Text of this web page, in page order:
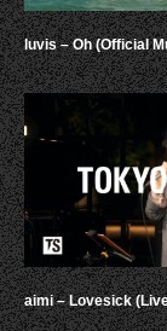
luvis – Oh (Official
aimi – Lovesick